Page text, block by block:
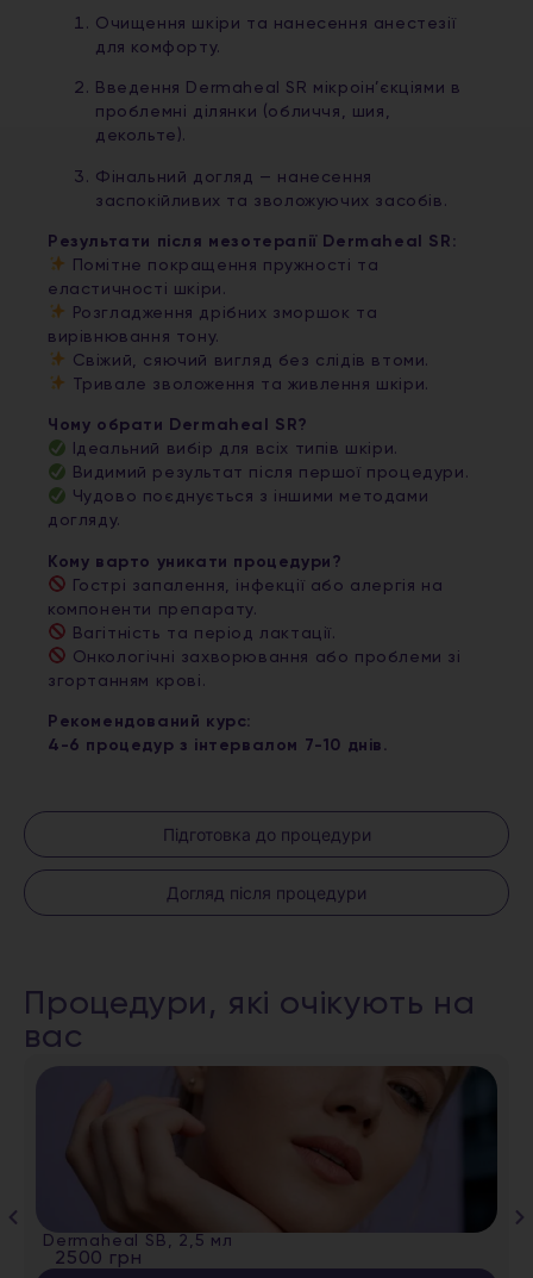
Підготовка до процедури
Догляд після процедури
Очищення шкіри та нанесення анестезії
для комфорту.
Введення Dermaheal SR мікроін’єкціями в
проблемні ділянки (обличчя, шия,
декольте).
Фінальний догляд — нанесення
заспокійливих та зволожуючих засобів.
Результати після мезотерапії Dermaheal SR:
Помітне покращення пружності та
еластичності шкіри.
Розгладження дрібних зморшок та
вирівнювання тону.
Свіжий, сяючий вигляд без слідів втоми.
Тривале зволоження та живлення шкіри.
Чому обрати Dermaheal SR?
Ідеальний вибір для всіх типів шкіри.
Видимий результат після першої процедури.
Чудово поєднується з іншими методами
догляду.
Кому варто уникати процедури?
Гострі запалення, інфекції або алергія на
компоненти препарату.
Вагітність та період лактації.
Онкологічні захворювання або проблеми зі
згортанням крові.
Рекомендований курс:
4-6 процедур з інтервалом 7-10 днів.
Процедури, які очікують на
вас
Dermaheal SB, 2,5 мл
2500 грн